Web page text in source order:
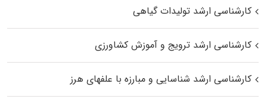
کارشناسی ارشد تولیدات گیاهی
کارشناسی ارشد ترویج و آموزش کشاورزی
کارشناسی ارشد شناسایی و مبارزه با علفهای هرز